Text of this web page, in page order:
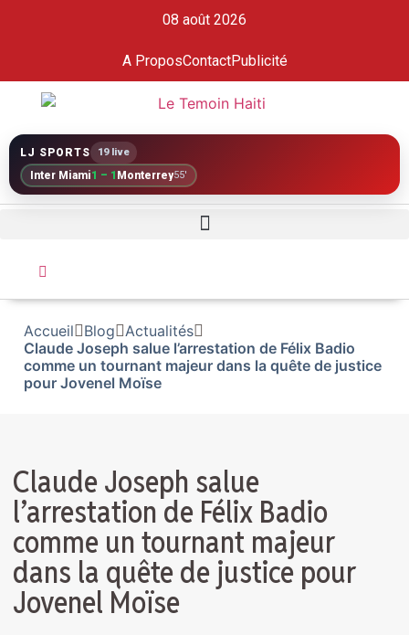
08 août 2026
A ProposContactPublicité
LJ SPORTS 19 live
Inter Miami1 – 1 Monterrey55'
Accueil Blog
Actualités
Claude Joseph salue l’arrestation de Félix Badio
comme un tournant majeur dans la quête de justice
pour Jovenel Moïse
Claude Joseph salue
l’arrestation de Félix Badio
comme un tournant majeur
dans la quête de justice pour
Jovenel Moïse